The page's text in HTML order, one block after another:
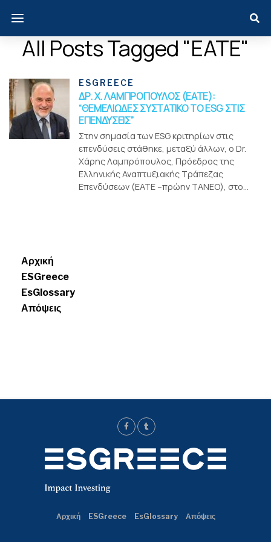
All Posts Tagged "ΕΑΤΕ"
ESGREECE
ΔΡ. Χ. ΛΑΜΠΡΟΠΟΥΛΟΣ (EATE):
“ΘΕΜΕΛΙΩΔΕΣ ΣΥΣΤΑΤΙΚΟ ΤΟ ESG ΣΤΙΣ
ΕΠΕΝΔΥΣΕΙΣ”
Στην σημασία των ESG κριτηρίων στις
επενδύσεις στάθηκε, μεταξύ άλλων, ο Dr.
Χάρης Λαμπρόπουλος, Πρόεδρος της
Ελληνικής Αναπτυξιακής Τράπεζας
Επενδύσεων (ΕΑΤΕ –πρώην ΤΑΝΕΟ), στο...
Αρχική
ESGreece
EsGlossary
Απόψεις
Αρχική ESGreece EsGlossary Απόψεις